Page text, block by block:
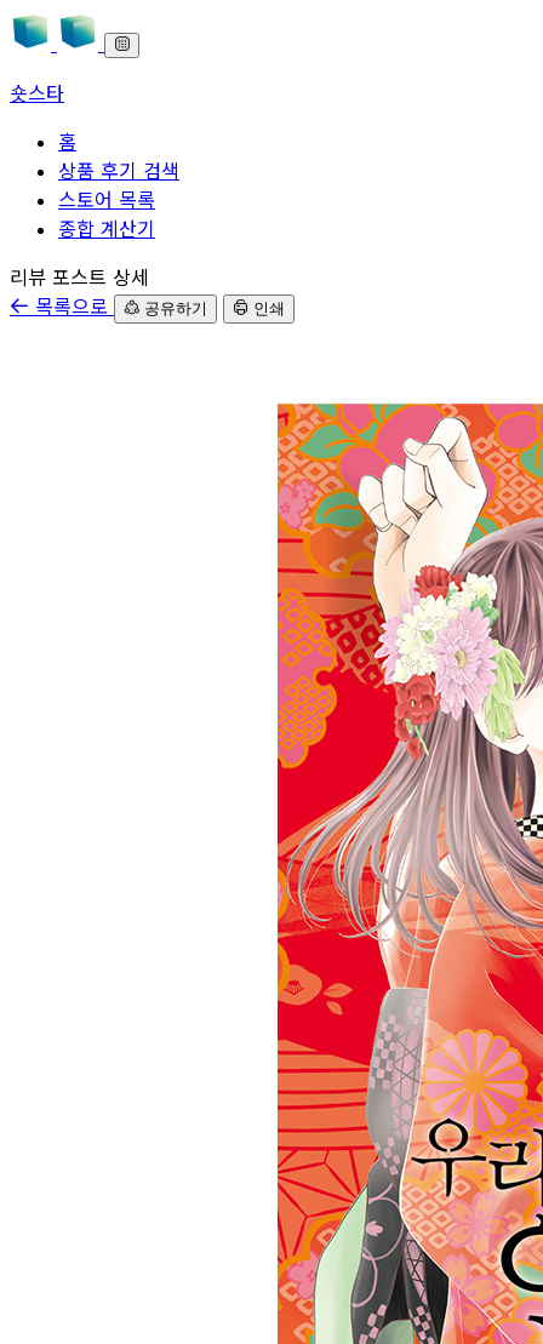
숏스타
홈
상품 후기 검색
스토어 목록
종합 계산기
본문으로 바로가기
리뷰 포스트 상세
목록으로
공유하기 인쇄